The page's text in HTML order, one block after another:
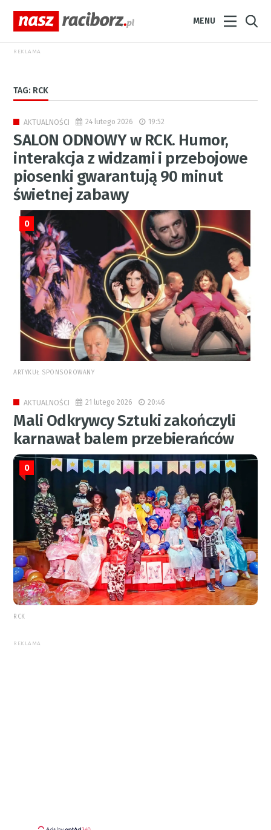
MENU
REKLAMA
TAG: RCK
AKTUALNOŚCI 24 lutego 2026 19:52
SALON ODNOWY w RCK. Humor,
interakcja z widzami i przebojowe
piosenki gwarantują 90 minut
świetnej zabawy
0
ARTYKUŁ SPONSOROWANY
AKTUALNOŚCI 21 lutego 2026 20:46
Mali Odkrywcy Sztuki zakończyli
karnawał balem przebierańców
0
RCK
REKLAMA